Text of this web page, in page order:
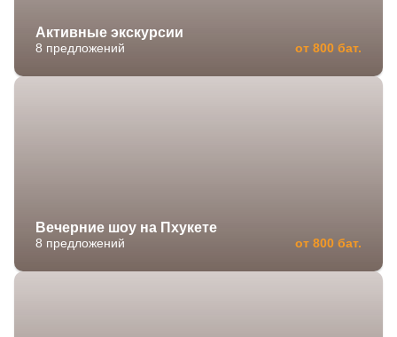
Активные экскурсии
8 предложений от 800 бат.
Вечерние шоу на Пхукете
8 предложений от 800 бат.